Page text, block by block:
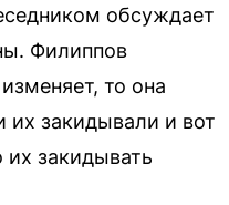
обсуждает
Филиппов
то она
закидывали и вот
их закидывать